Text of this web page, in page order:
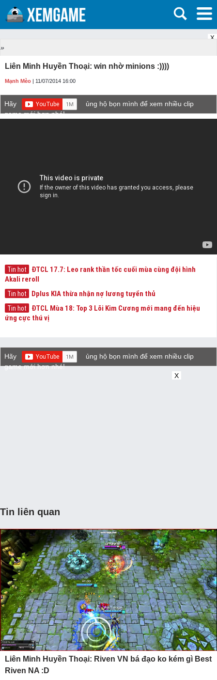
X
»
Liên Minh Huyền Thoại: win nhờ minions :))))
Mạnh Mèo | 11/07/2014 16:00
Hãy
ủng hộ bọn mình để xem nhiều clip
game mới hơn nhé!
Tin hot
ĐTCL 17.7: Leo rank thần tốc cuối mùa cùng đội hình
Akali reroll
Tin hot Dplus KIA thừa nhận nợ lương tuyển thủ
Tin hot
ĐTCL Mùa 18: Top 3 Lõi Kim Cương mới mang đến hiệu
ứng cực thú vị
Hãy
ủng hộ bọn mình để xem nhiều clip
game mới hơn nhé!
X
Tin liên quan
Liên Minh Huyền Thoại: Riven VN bá đạo ko kém gì Best
Riven NA :D